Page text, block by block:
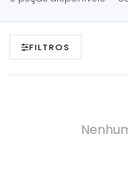
FILTROS